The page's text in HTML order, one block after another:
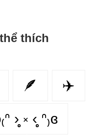
thích
🪶 ✈️
›̥̥̥ ༝ ‹̥̥̥ ᐢ₎ɞ